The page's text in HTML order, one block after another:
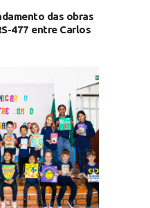
das obras
477 entre Carlos